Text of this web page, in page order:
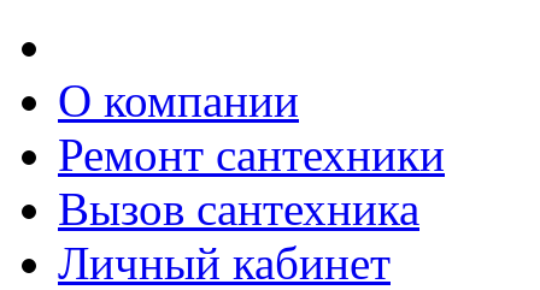
О компании
Ремонт сантехники
Вызов сантехника
Личный кабинет